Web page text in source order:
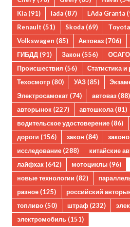
Kia (91) lada (87) LAda Granta
Renault (51) Skoda (69) Toyota
Volkswagen (85) Автоваз (706)
ГИБДД (91) Закон (556) ОСАГО
Происшествия (56) Статистика и
Техосмотр (80) УАЗ (85)
Электросамокат (74) автоваз (88)
авторынок (227) автошкола (81)
водительское удостоверение (86)
дороги (156) закон (84)
исследование (288) китайские
лайфхак (642) мотоциклы (96)
новые технологии (82)
разное (125) российский
топливо (50) штраф (232)
электромобиль (151)